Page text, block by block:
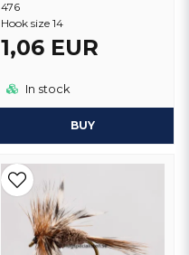
476
Hook size 14
1,06 EUR
In stock
BUY